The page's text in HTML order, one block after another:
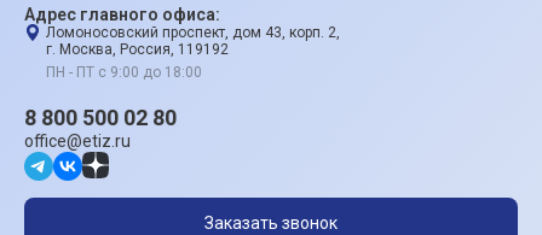
Адрес главного офиса:
Ломоносовский проспект, дом 43, корп. 2,
г. Москва, Россия, 119192
ПН - ПТ с 9:00 до 18:00
8 800 500 02 80
office@etiz.ru
Заказать звонок